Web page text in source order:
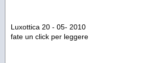
Luxottica 20 - 05- 2010
fate un click per leggere